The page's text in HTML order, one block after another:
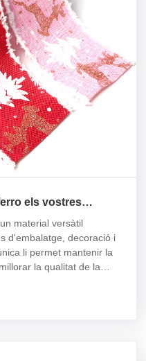
els vostres
material versàtil
d'embalatge, decoració i
li permet mantenir la
la qualitat de la